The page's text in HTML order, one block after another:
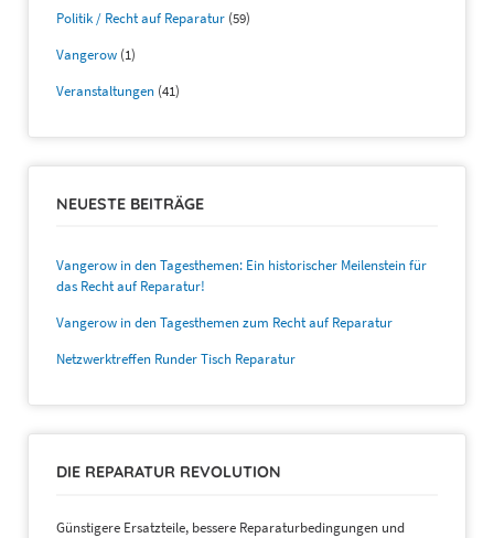
Politik / Recht auf Reparatur (59)
Vangerow (1)
Veranstaltungen (41)
NEUESTE BEITRÄGE
Vangerow in den Tagesthemen: Ein historischer Meilenstein für
das Recht auf Reparatur!
Vangerow in den Tagesthemen zum Recht auf Reparatur
Netzwerktreffen Runder Tisch Reparatur
DIE REPARATUR REVOLUTION
Günstigere Ersatzteile, bessere Reparaturbedingungen und